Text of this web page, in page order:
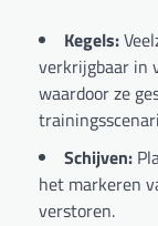
Kegels:
verkrijgbaar in
waardoor ze
Schijven:
het markeren
verstoren.